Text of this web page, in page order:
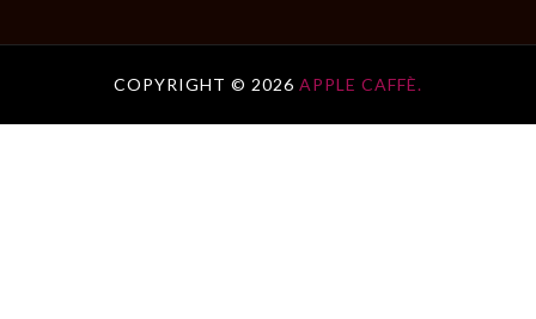
COPYRIGHT © 2026 APPLE CAFFÈ.